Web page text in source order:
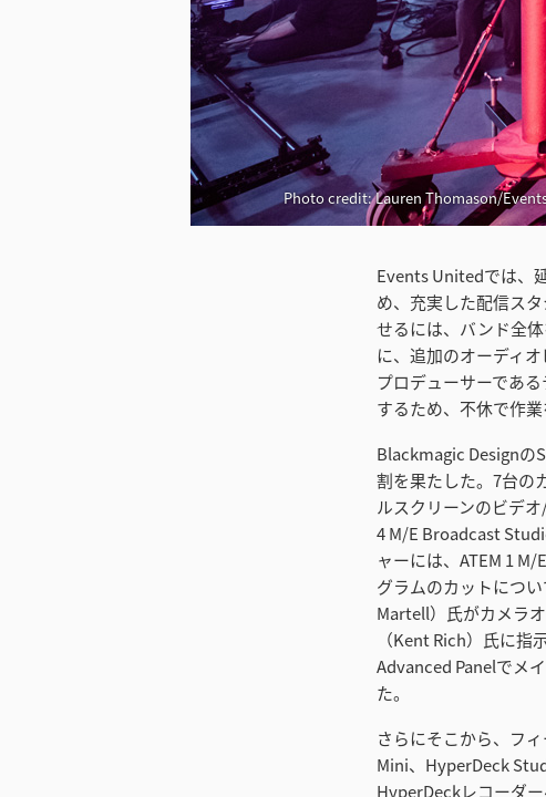
Photo credit: Lauren Thomason/
Events Unitedでは、
め、充実した配信ス
せるには、バンド全
に、追加のオーディ
プロデューサーであ
するため、不休で作業
Blackmagic Designの
割を果たした。7台の
ルスクリーンのビデ
4 M/E Broadcast
ャーには、ATEM 1
グラムのカットにつ
Martell）氏がカメラ
（Kent Rich）氏に指
Advanced Panelでメ
た。
さらにそこから、フ
Mini、HyperDeck
HyperDeckレコーダ